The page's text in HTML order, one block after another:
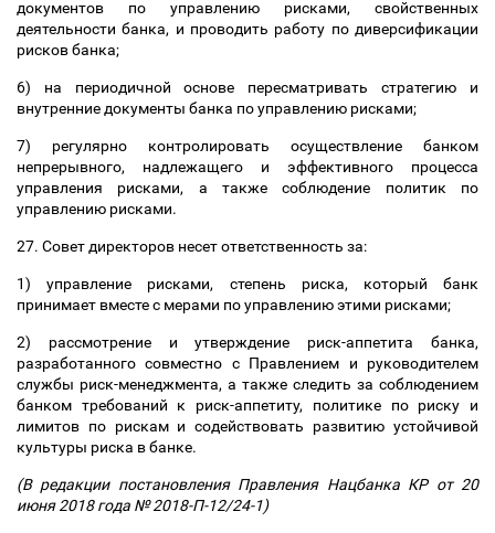
документов по управлению рисками, свойственных
деятельности банка, и проводить работу по диверсификации
рисков банка;
6) на периодичной основе пересматривать стратегию и
внутренние документы банка по управлению рисками;
7) регулярно контролировать осуществление банком
непрерывного, надлежащего и эффективного процесса
управления рисками, а также соблюдение политик по
управлению рисками.
27. Совет директоров несет ответственность за:
1) управление рисками, степень риска, который банк
принимает вместе с мерами по управлению этими рисками;
2) рассмотрение и утверждение риск-аппетита банка,
разработанного совместно с Правлением и руководителем
службы риск-менеджмента, а также следить за соблюдением
банком требований к риск-аппетиту, политике по риску и
лимитов по рискам и содействовать развитию устойчивой
культуры риска в банке.
(В редакции постановления Правления Нацбанка КР от 20
июня 2018 года № 2018-П-12/24-1)